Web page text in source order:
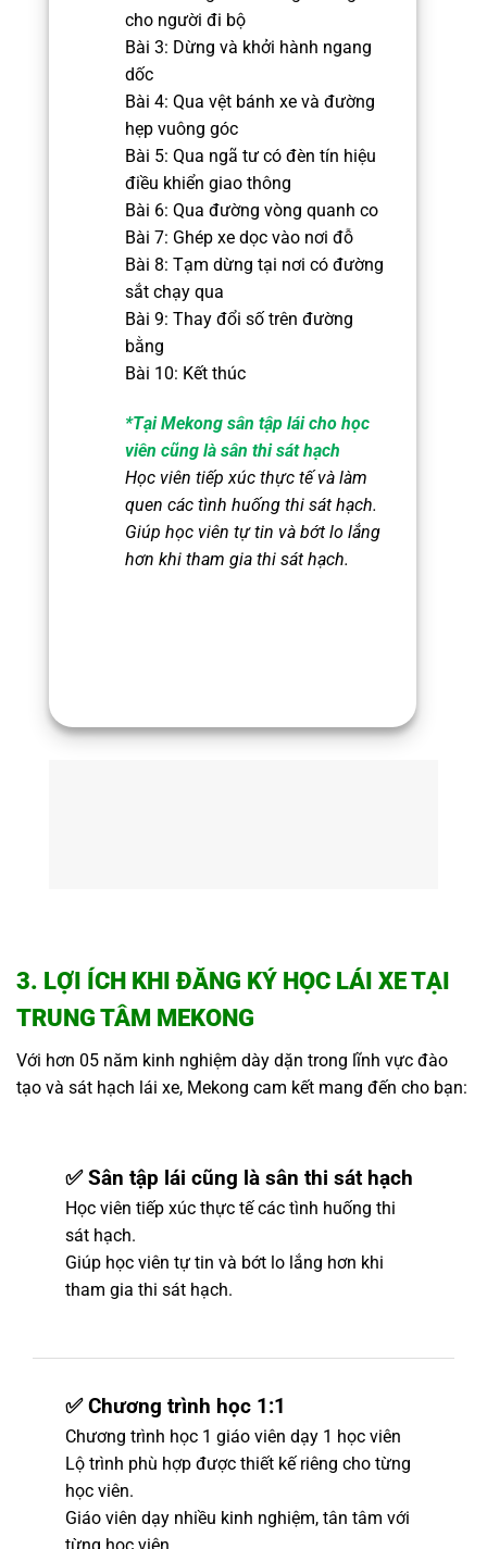
cho người đi bộ
Bài 3: Dừng và khởi hành ngang
dốc
Bài 4: Qua vệt bánh xe và đường
hẹp vuông góc
Bài 5: Qua ngã tư có đèn tín hiệu
điều khiển giao thông
Bài 6: Qua đường vòng quanh co
Bài 7: Ghép xe dọc vào nơi đỗ
Bài 8: Tạm dừng tại nơi có đường
sắt chạy qua
Bài 9: Thay đổi số trên đường
bằng
Bài 10: Kết thúc
*Tại Mekong sân tập lái cho học
viên cũng là sân thi sát hạch
Học viên tiếp xúc thực tế và làm
quen các tình huống thi sát hạch.
Giúp học viên tự tin và bớt lo lắng
hơn khi tham gia thi sát hạch.
3. LỢI ÍCH KHI ĐĂNG KÝ HỌC LÁI XE TẠI
TRUNG TÂM MEKONG
Với hơn 05 năm kinh nghiệm dày dặn trong lĩnh vực đào
tạo và sát hạch lái xe, Mekong cam kết mang đến cho bạn:
✅ Sân tập lái cũng là sân thi sát hạch
Học viên tiếp xúc thực tế các tình huống thi
sát hạch.
Giúp học viên tự tin và bớt lo lắng hơn khi
tham gia thi sát hạch.
✅ Chương trình học 1:1
Chương trình học 1 giáo viên dạy 1 học viên
Lộ trình phù hợp được thiết kế riêng cho từng
học viên.
Giáo viên dạy nhiều kinh nghiệm, tân tâm với